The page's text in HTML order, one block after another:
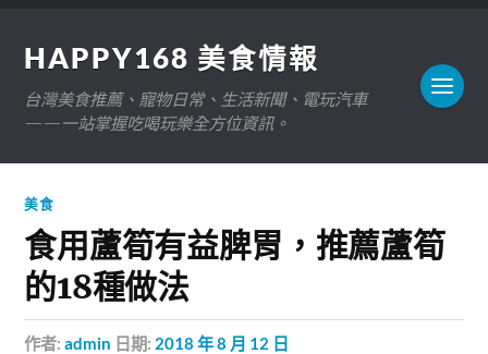
HAPPY168 美食情報
台灣美食推薦、寵物日常、生活新聞、電玩汽車
——一站掌握吃喝玩樂全方位資訊。
美食
食用蘆筍有益脾胃，推薦蘆筍
的18種做法
作者:admin 日期: 2018 年 8 月 12 日